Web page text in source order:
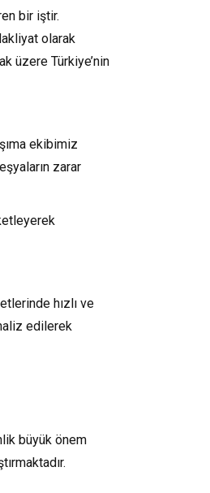
bir iştir.
olarak
üzere Türkiye’nin
ekibimiz
zarar
hızlı ve
edilerek
büyük önem